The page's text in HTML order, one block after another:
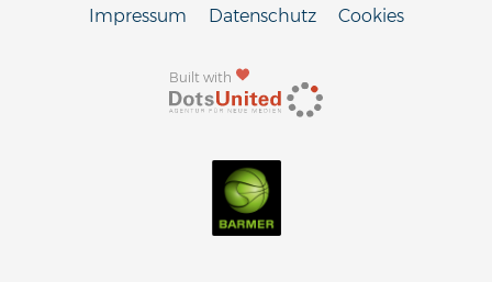
Built with
Impressum
Datenschutz Cookies